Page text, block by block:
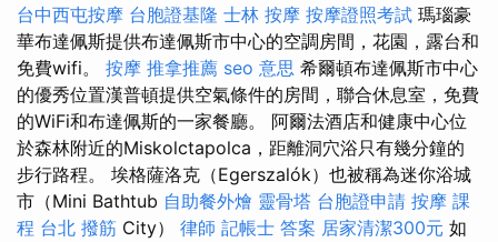
台中西屯按摩 台胞證基隆 士林 按摩 按摩證照考試 瑪瑙豪
華布達佩斯提供布達佩斯市中心的空調房間，花園，露台和
免費wifi。 按摩 推拿推薦 seo 意思 希爾頓布達佩斯市中心
的優秀位置漢普頓提供空氣條件的房間，聯合休息室，免費
的WiFi和布達佩斯的一家餐廳。 阿爾法酒店和健康中心位
於森林附近的Miskolctapolca，距離洞穴浴只有幾分鐘的
步行路程。 埃格薩洛克（Egerszalók）也被稱為迷你浴城
市（Mini Bathtub 自助餐外燴 靈骨塔 台胞證申請 按摩 課
程 台北 撥筋 City） 律師 記帳士 答案 居家清潔300元 如